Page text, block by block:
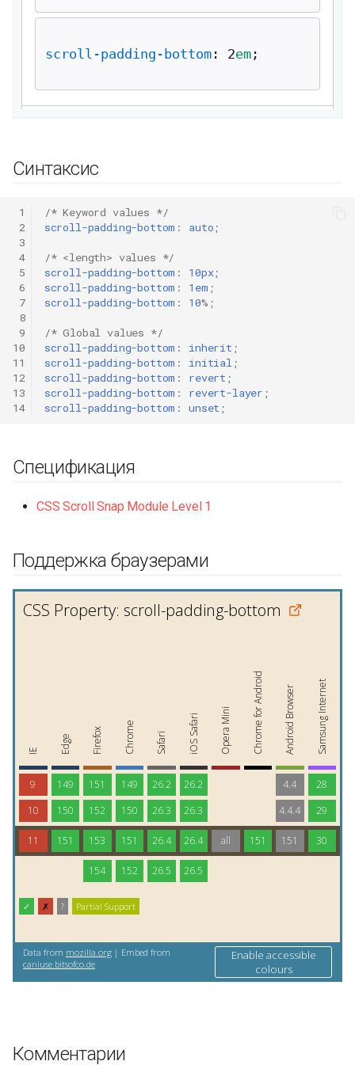
Синтаксис
1
2
3
4
5
6
7
8
9
10
11
12
13
14
/* Keyword values */
scroll-padding-bottom : auto;
/* <length> values */
scroll-padding-bottom : 10px;
scroll-padding-bottom : 1em ;
scroll-padding-bottom : 10%;
/* Global values */
scroll-padding-bottom : inherit ;
scroll-padding-bottom : initial ;
scroll-padding-bottom : revert ;
scroll-padding-bottom : revert-layer ;
scroll-padding-bottom : unset ;
Спецификация
CSS Scroll Snap Module Level 1
Поддержка браузерами
Комментарии